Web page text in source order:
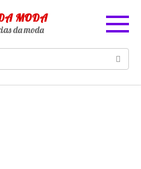
MODA
da moda